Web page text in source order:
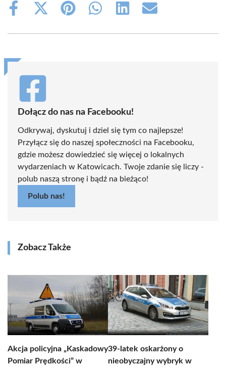
Share
Share
(Twitter)
Share
Share
Share
Share
Dołącz do nas na Facebooku!
Odkrywaj, dyskutuj i dziel się tym co najlepsze!
Przyłącz się do naszej społeczności na Facebooku,
gdzie możesz dowiedzieć się więcej o lokalnych
wydarzeniach w Katowicach. Twoje zdanie się liczy -
polub naszą stronę i bądź na bieżąco!
Polub nas!
Zobacz Także
Akcja policyjna „Kaskadowy
Pomiar Prędkości” w
39-latek oskarżony o
nieobyczajny wybryk w